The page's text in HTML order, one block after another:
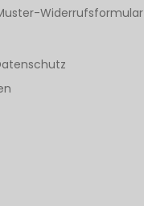
Widerrufsformular